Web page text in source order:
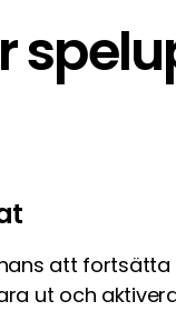
att fortsätta
ut och